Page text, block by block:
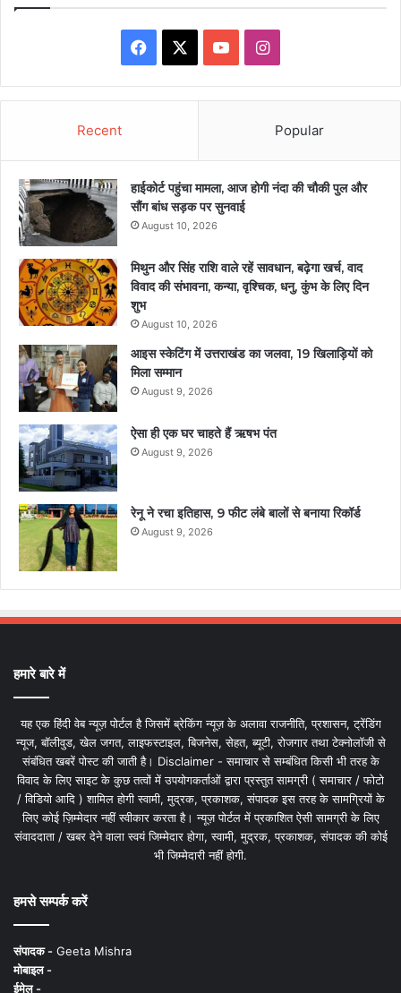
Facebook YouTubeInstagram
Recent Popular
हाईकोर्ट पहुंचा मामला, आज होगी नंदा की चौकी पुल और
सौंग बांध सड़क पर सुनवाई
August 10, 2026
मिथुन और सिंह राशि वाले रहें सावधान, बढ़ेगा खर्च, वाद
विवाद की संभावना, कन्या, वृश्चिक, धनु, कुंभ के लिए दिन
शुभ
August 10, 2026
आइस स्केटिंग में उत्तराखंड का जलवा, 19 खिलाड़ियों को
मिला सम्मान
August 9, 2026
ऐसा ही एक घर चाहते हैं ऋषभ पंत
August 9, 2026
रेनू ने रचा इतिहास, 9 फीट लंबे बालों से बनाया रिकॉर्ड
August 9, 2026
हमारे बारे में
यह एक हिंदी वेब न्यूज़ पोर्टल है जिसमें ब्रेकिंग न्यूज़ के अलावा राजनीति, प्रशासन, ट्रेंडिंग
न्यूज, बॉलीवुड, खेल जगत, लाइफस्टाइल, बिजनेस, सेहत, ब्यूटी, रोजगार तथा टेक्नोलॉजी से
संबंधित खबरें पोस्ट की जाती है। Disclaimer - समाचार से सम्बंधित किसी भी तरह के
विवाद के लिए साइट के कुछ तत्वों में उपयोगकर्ताओं द्वारा प्रस्तुत सामग्री ( समाचार / फोटो
/ विडियो आदि ) शामिल होगी स्वामी, मुद्रक, प्रकाशक, संपादक इस तरह के सामग्रियों के
लिए कोई ज़िम्मेदार नहीं स्वीकार करता है। न्यूज़ पोर्टल में प्रकाशित ऐसी सामग्री के लिए
संवाददाता / खबर देने वाला स्वयं जिम्मेदार होगा, स्वामी, मुद्रक, प्रकाशक, संपादक की कोई
भी जिम्मेदारी नहीं होगी.
हमसे सम्पर्क करें
संपादक - Geeta Mishra
मोबाइल -
ईमेल -